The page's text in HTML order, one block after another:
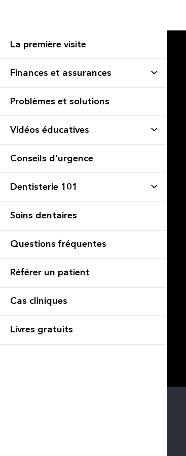
La première visite
Finances et assurances
Problèmes et solutions
Vidéos éducatives
Conseils d’urgence
Dentisterie 101
Soins dentaires
Questions fréquentes
Référer un patient
Cas cliniques
Livres gratuits